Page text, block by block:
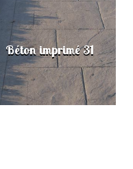
Béton imprimé 31